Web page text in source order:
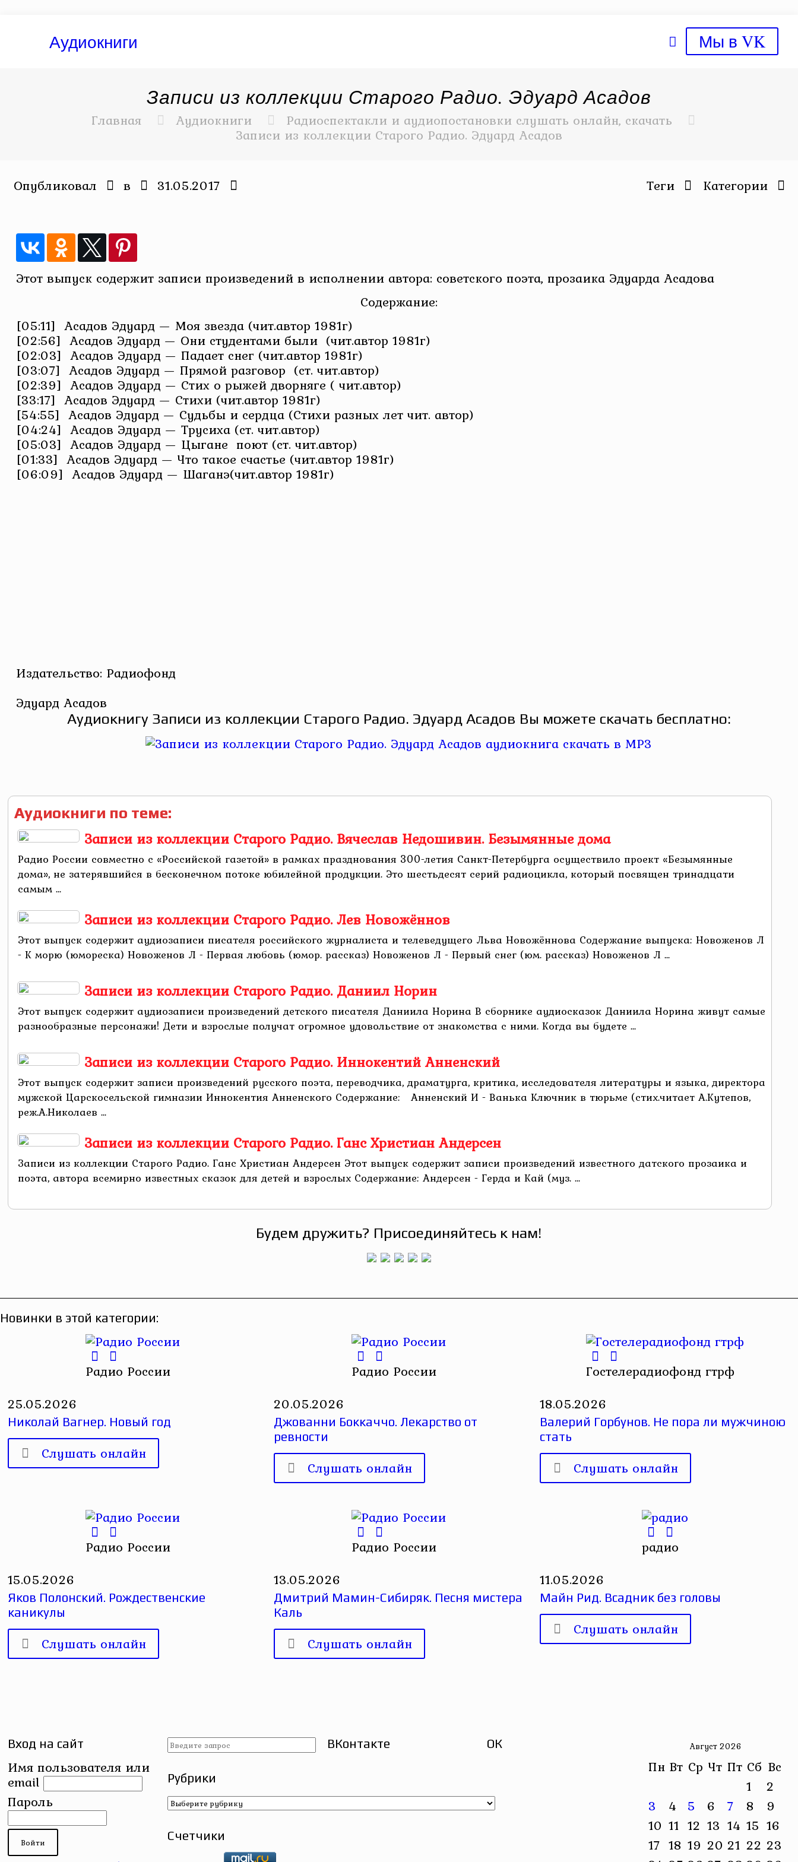
Аудиокниги Мы в VK
Записи из коллекции Старого Радио. Эдуард Асадов
Главная Аудиокниги Радиоспектакли и аудиопостановки слушать онлайн, скачать
Записи из коллекции Старого Радио. Эдуард Асадов
Опубликовал в 31.05.2017 Категории
Теги
Этот выпуск содержит записи произведений в исполнении автора: советского поэта, прозаика Эдуарда Асадова
Содержание:
[05:11] Асадов Эдуард — Моя звезда (чит.автор 1981г)
[02:56] Асадов Эдуард — Они студентами были (чит.автор 1981г)
[02:03] Асадов Эдуард — Падает снег (чит.автор 1981г)
[03:07] Асадов Эдуард — Прямой разговор (ст. чит.автор)
[02:39] Асадов Эдуард — Стих о рыжей дворняге ( чит.автор)
[33:17] Асадов Эдуард — Стихи (чит.автор 1981г)
[54:55] Асадов Эдуард — Судьбы и сердца (Стихи разных лет чит. автор)
[04:24] Асадов Эдуард — Трусиха (ст. чит.автор)
[05:03] Асадов Эдуард — Цыгане поют (ст. чит.автор)
[01:33] Асадов Эдуард — Что такое счастье (чит.автор 1981г)
[06:09] Асадов Эдуард — Шаганэ(чит.автор 1981г)
Издательство: Радиофонд
Эдуард Асадов
Аудиокнигу Записи из коллекции Старого Радио. Эдуард Асадов Вы можете скачать бесплатно:
Аудиокниги по теме:
Записи из коллекции Старого Радио. Вячеслав Недошивин. Безымянные дома
Радио России совместно с «Российской газетой» в рамках празднования 300-летия Санкт-Петербурга осуществило проект «Безымянные
дома», не затерявшийся в бесконечном потоке юбилейной продукции. Это шестьдесят серий радиоцикла, который посвящен тринадцати
самым ...
Записи из коллекции Старого Радио. Лев Новожённов
Этот выпуск содержит аудиозаписи писателя российского журналиста и телеведущего Льва Новожённова Содержание выпуска: Новоженов Л
- К морю (юмореска) Новоженов Л - Первая любовь (юмор. рассказ) Новоженов Л - Первый снег (юм. рассказ) Новоженов Л ...
Записи из коллекции Старого Радио. Даниил Норин
Этот выпуск содержит аудиозаписи произведений детского писателя Даниила Норина В сборнике аудиосказок Даниила Норина живут самые
разнообразные персонажи! Дети и взрослые получат огромное удовольствие от знакомства с ними. Когда вы будете ...
Записи из коллекции Старого Радио. Иннокентий Анненский
Этот выпуск содержит записи произведений русского поэта, переводчика, драматурга, критика, исследователя литературы и языка, директора
мужской Царскосельской гимназии Иннокентия Анненского Содержание: Анненский И - Ванька Ключник в тюрьме (стих.читает А.Кутепов,
реж.А.Николаев ...
Записи из коллекции Старого Радио. Ганс Христиан Андерсен
Записи из коллекции Старого Радио. Ганс Христиан Андерсен Этот выпуск содержит записи произведений известного датского прозаика и
поэта, автора всемирно известных сказок для детей и взрослых Содержание: Андерсен - Герда и Кай (муз. ...
Будем дружить? Присоединяйтесь к нам!
Новинки в этой категории:
Радио России
25.05.2026
Николай Вагнер. Новый год
Слушать онлайн
Радио России
20.05.2026
Джованни Боккаччо. Лекарство от
ревности
Слушать онлайн
Гостелерадиофонд гтрф
18.05.2026
Валерий Горбунов. Не пора ли мужчиною
стать
Слушать онлайн
Радио России
15.05.2026
Яков Полонский. Рождественские
каникулы
Слушать онлайн
Радио России
13.05.2026
Дмитрий Мамин-Сибиряк. Песня мистера
Каль
Слушать онлайн
радио
11.05.2026
Майн Рид. Всадник без головы
Слушать онлайн
Вход на сайт
Имя пользователя или
email
Пароль
Рубрики
Рубрики
Счетчики
ВКонтакте ОК Август 2026
Пн Вт Ср Чт Пт Сб Вс
1
2
3
4 5 6 7 8
9
10 11 12 13 14 15 16
17 18 19 20 21 22 23